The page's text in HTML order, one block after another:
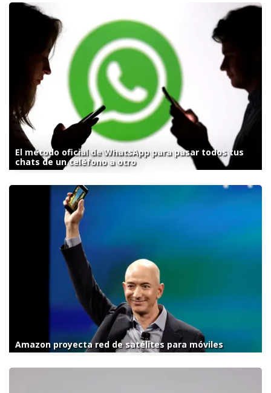
El método oficial de WhatsApp para pasar todos tus
chats de un teléfono a otro
Amazon proyecta red de satélites para móviles